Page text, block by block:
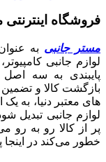
فروشگاه
مستر جانبی به
لوازم جانبی
بازگشت کالا و
های معتبر دنیا، به
لوازم جانبی تبدیل
پر از کالا رو به رو
خطور می‌کند در اینجا